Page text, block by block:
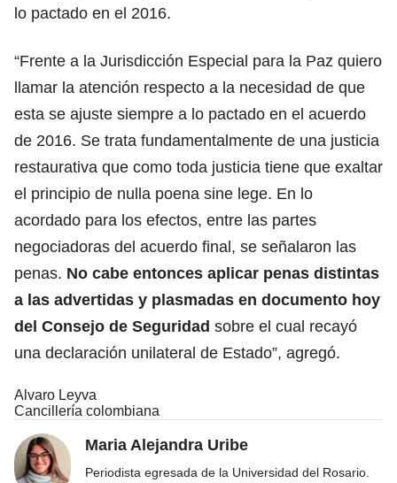
lo pactado en el 2016.
“Frente a la Jurisdicción Especial para la Paz quiero
llamar la atención respecto a la necesidad de que
esta se ajuste siempre a lo pactado en el acuerdo
de 2016. Se trata fundamentalmente de una justicia
restaurativa que como toda justicia tiene que exaltar
el principio de nulla poena sine lege. En lo
acordado para los efectos, entre las partes
negociadoras del acuerdo final, se señalaron las
penas. No cabe entonces aplicar penas distintas
a las advertidas y plasmadas en documento hoy
del Consejo de Seguridad sobre el cual recayó
una declaración unilateral de Estado”, agregó.
Alvaro Leyva
Cancillería colombiana
Maria Alejandra Uribe
Periodista egresada de la Universidad del Rosario.